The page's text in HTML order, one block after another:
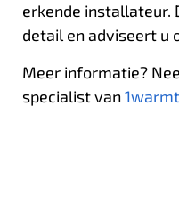
erkende installateur.
detail en adviseert u
Meer informatie?
specialist van